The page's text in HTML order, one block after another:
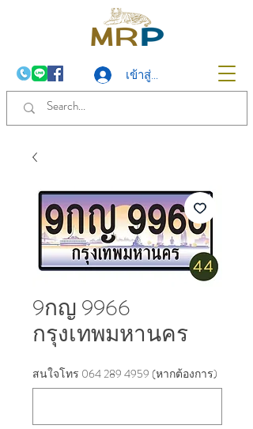
เข้าสู่ระบบ
9กญ 9966
กรุงเทพมหานคร
สนใจโทร 064 289 4959 (หากต้องการ)